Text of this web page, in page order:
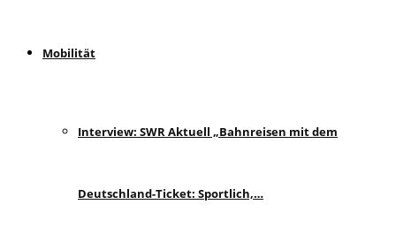
Mobilität
Interview: SWR Aktuell „Bahnreisen mit dem
Deutschland-Ticket: Sportlich,…